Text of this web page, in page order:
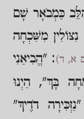
כַּמְבֹאָר שָׁם
מִשִּׁכְחָה
א, ד): "הֱבִיאַנִי
בָּךְ", הַיְנוּ
דֹדֶיךָ"